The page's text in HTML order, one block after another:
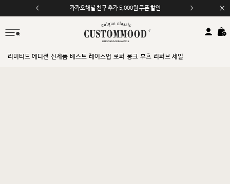
카카오채널 친구 추가 5,000원 쿠폰 할인
리미티드 에디션 신제품 베스트 레이스업 로퍼 몽크 부츠 리퍼브 세일